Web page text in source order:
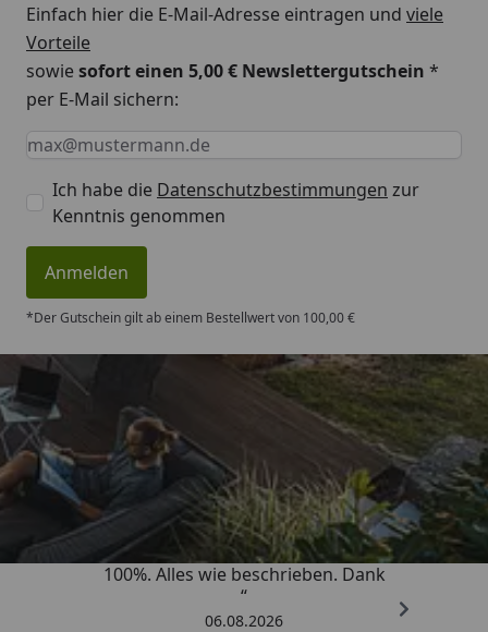
Einfach hier die E-Mail-Adresse eintragen und viele
Vorteile
sowiesofort einen 5,00 € Newslettergutschein *
per E-Mail sichern:
Keine Eingabe erforderlich
Eingabe erforderlich
E-Mail *
Ich habe die Datenschutzbestimmungen zur
Kenntnis genommen
Anmelden
*Der Gutschein gilt ab einem Bestellwert von 100,00 €
Trusted Shops
4,83/ 5
„Super schnell gelifert. Ware passt
100%. Alles wie beschrieben. Dank
“
06.08.2026